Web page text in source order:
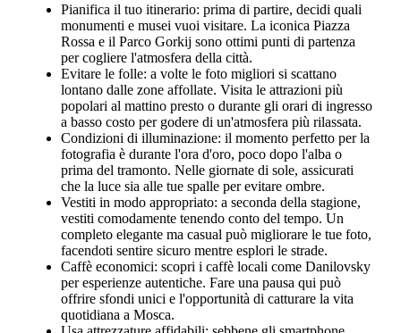
Pianifica il tuo itinerario: prima di partire, decidi quali
monumenti e musei vuoi visitare. La iconica Piazza
Rossa e il Parco Gorkij sono ottimi punti di partenza
per cogliere l'atmosfera della città.
Evitare le folle: a volte le foto migliori si scattano
lontano dalle zone affollate. Visita le attrazioni più
popolari al mattino presto o durante gli orari di ingresso
a basso costo per godere di un'atmosfera più rilassata.
Condizioni di illuminazione: il momento perfetto per la
fotografia è durante l'ora d'oro, poco dopo l'alba o
prima del tramonto. Nelle giornate di sole, assicurati
che la luce sia alle tue spalle per evitare ombre.
Vestiti in modo appropriato: a seconda della stagione,
vestiti comodamente tenendo conto del tempo. Un
completo elegante ma casual può migliorare le tue foto,
facendoti sentire sicuro mentre esplori le strade.
Caffè economici: scopri i caffè locali come Danilovsky
per esperienze autentiche. Fare una pausa qui può
offrire sfondi unici e l'opportunità di catturare la vita
quotidiana a Mosca.